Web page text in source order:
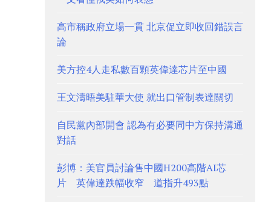
高市稱政府立場一貫 北京促立即收回錯誤言
論
美方控4人走私數百顆英偉達芯片至中國
王文濤晤美駐華大使 就出口管制表達關切
自民黨內部開會 認為有必要同中方保持溝通
對話
彭博：美官員討論售中國H200高階AI芯
片 英偉達跌幅收窄 道指升493點